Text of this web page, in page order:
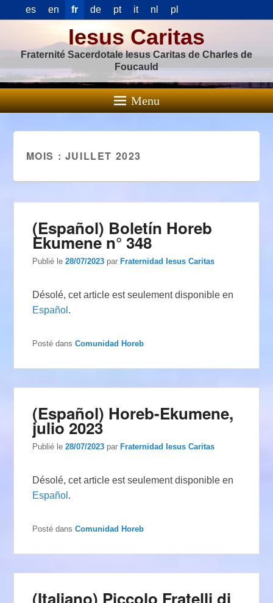
es en fr de pt it nl pl
Iesus Caritas
Fraternité Sacerdotale Iesus Caritas de Charles de
Foucauld
Menu
MOIS : JUILLET 2023
(Español) Boletín Horeb
Ekumene n° 348
Publié le28/07/2023 par Fraternidad Iesus Caritas
Désolé, cet article est seulement disponible en
Español .
Posté dans Comunidad Horeb
(Español) Horeb-Ekumene,
julio 2023
Publié le28/07/2023 parFraternidad Iesus Caritas
Désolé, cet article est seulement disponible en
Español .
Posté dans Comunidad Horeb
(Italiano) Piccolo Fratelli di